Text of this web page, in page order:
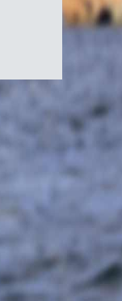
Symbole
Canada